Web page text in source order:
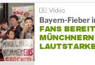
Bayern-Fieber
FANS
MÜNCHNERN